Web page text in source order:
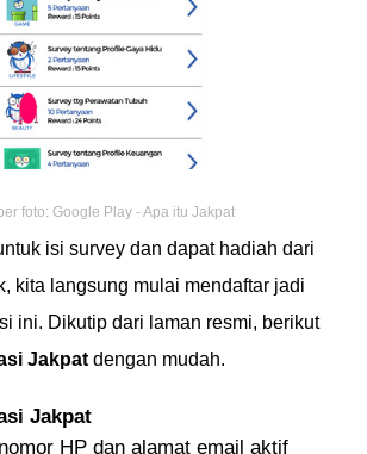
foto: Google Play - Apa itu Jakpat
isi survey dan dapat hadiah dari
kita langsung mulai mendaftar jadi
ini. Dikutip dari laman resmi, berikut
Jakpat dengan mudah.
Jakpat
HP dan alamat email aktif